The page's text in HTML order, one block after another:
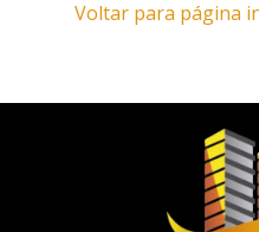
Voltar para página